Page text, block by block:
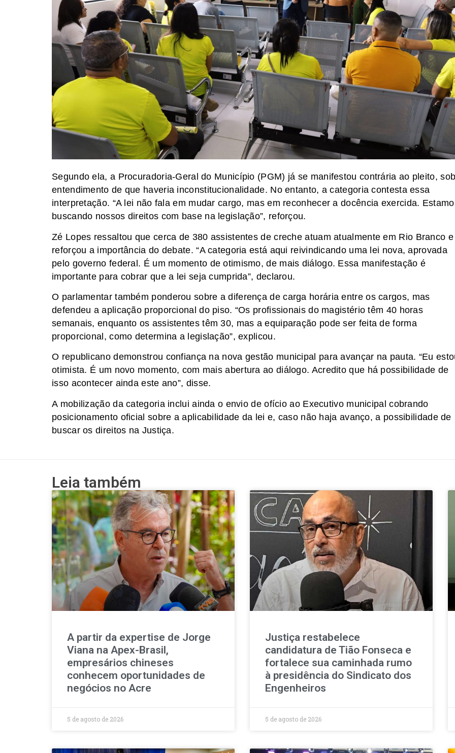
Segundo ela, a Procuradoria-Geral do Município (PGM) já se manifestou contrária ao pleito,
entendimento de que haveria inconstitucionalidade. No entanto, a categoria contesta essa
interpretação. “A lei não fala em mudar cargo, mas em reconhecer a docência exercida.
buscando nossos direitos com base na legislação”, reforçou.
Zé Lopes ressaltou que cerca de 380 assistentes de creche atuam atualmente em Rio Branco e
reforçou a importância do debate. “A categoria está aqui reivindicando uma lei nova, aprovada
pelo governo federal. É um momento de otimismo, de mais diálogo. Essa manifestação é
importante para cobrar que a lei seja cumprida”, declarou.
O parlamentar também ponderou sobre a diferença de carga horária entre os cargos, mas
defendeu a aplicação proporcional do piso. “Os profissionais do magistério têm 40 horas
semanais, enquanto os assistentes têm 30, mas a equiparação pode ser feita de forma
proporcional, como determina a legislação”, explicou.
O republicano demonstrou confiança na nova gestão municipal para avançar na pauta. “Eu
otimista. É um novo momento, com mais abertura ao diálogo. Acredito que há possibilidade de
isso acontecer ainda este ano”, disse.
A mobilização da categoria inclui ainda o envio de ofício ao Executivo municipal cobrando
posicionamento oficial sobre a aplicabilidade da lei e, caso não haja avanço, a possibilidade de
buscar os direitos na Justiça.
Leia também
A partir da expertise de Jorge
Viana na Apex-Brasil,
empresários chineses
conhecem oportunidades de
negócios no Acre
5 de agosto de 2026
Justiça restabelece
candidatura de Tião Fonseca e
fortalece sua caminhada rumo
à presidência do Sindicato dos
Engenheiros
5 de agosto de 2026